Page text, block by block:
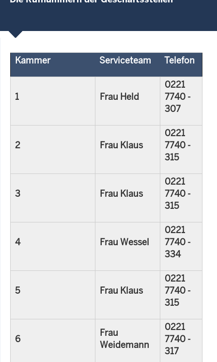
Kammer Serviceteam Telefon
1 Frau Held
0221
7740 -
307
2 Frau Klaus
0221
7740 -
315
3 Frau Klaus
0221
7740 -
315
4 Frau Wessel
0221
7740 -
334
5 Frau Klaus
0221
7740 -
315
6
Frau
Weidemann
0221
7740 -
317